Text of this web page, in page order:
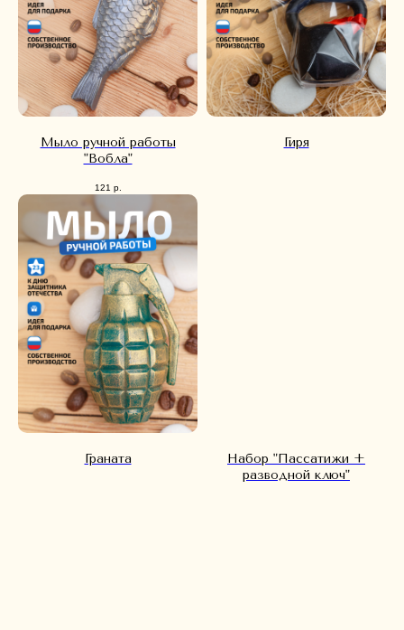
Мыло ручной работы
"Вобла"
121 р.
Гиря
Граната
Набор "Пассатижи +
разводной ключ"
ИП Громова Елена Владимировна
ИНН 526300738149
Политика конфиденциальности
ДОСТАВКА И ОПЛАТА
КАТАЛОГ
КОНТАКТЫ
О БРЕНДЕ